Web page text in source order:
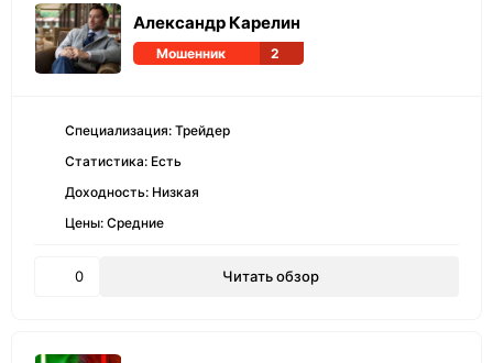
Александр Карелин
Мошенник 2
Специализация: Трейдер
Статистика: Есть
Доходность: Низкая
Цены: Средние
0 Читать обзор